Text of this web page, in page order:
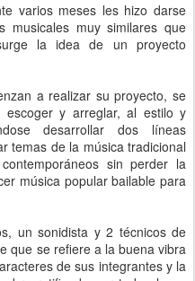
varios meses les hizo darse
musicales muy similares que
la idea de un proyecto
a realizar su proyecto, se
y arreglar, al estilo y
desarrollar dos líneas
temas de la música tradicional
sin perder la
música popular bailable para
un sonidista y 2 técnicos de
que se refiere a la buena vibra
de sus integrantes y la